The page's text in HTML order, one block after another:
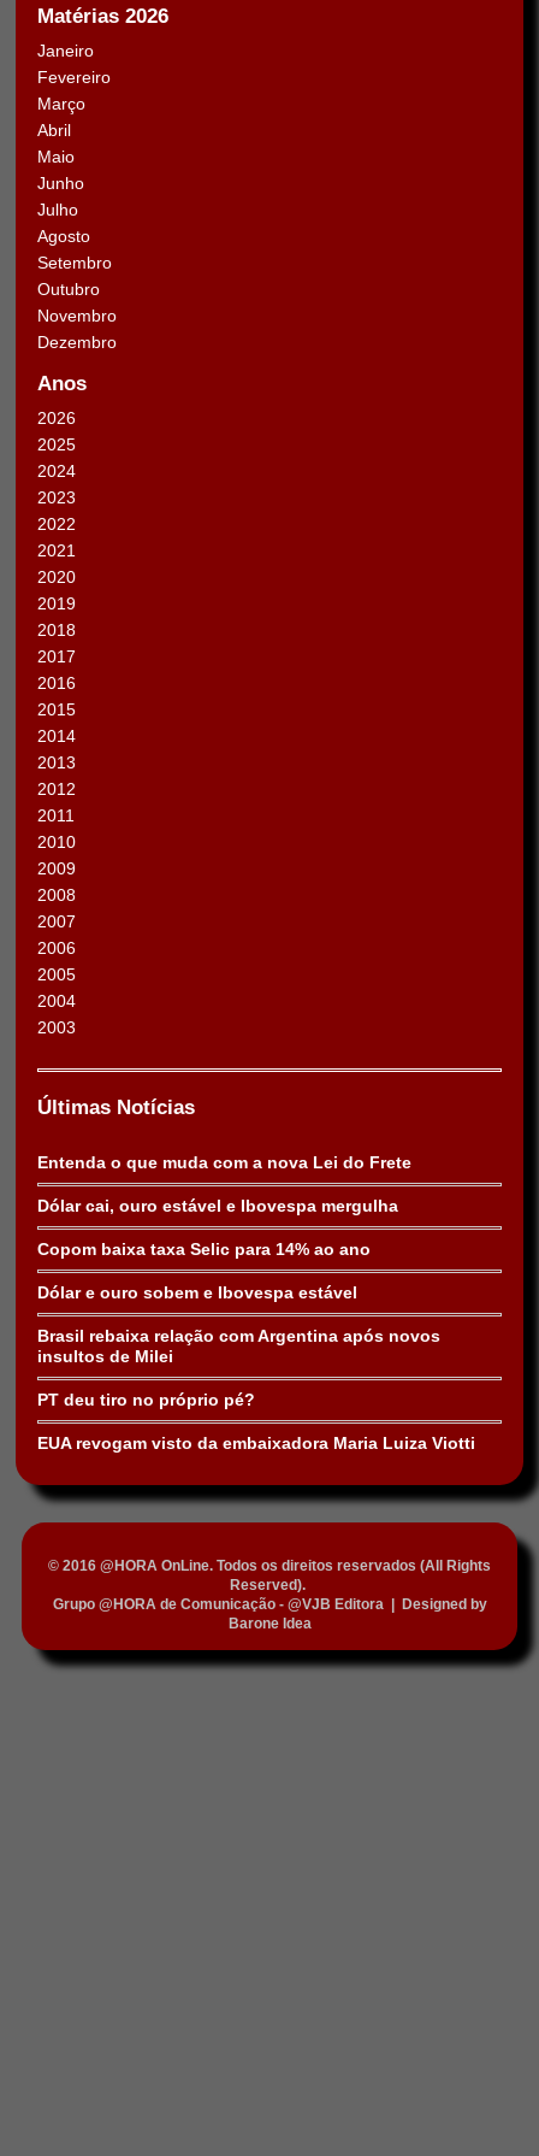
Matérias 2026
Janeiro
Fevereiro
Março
Abril
Maio
Junho
Julho
Agosto
Setembro
Outubro
Novembro
Dezembro
Anos
2026
2025
2024
2023
2022
2021
2020
2019
2018
2017
2016
2015
2014
2013
2012
2011
2010
2009
2008
2007
2006
2005
2004
2003
Últimas Notícias
Entenda o que muda com a nova Lei do Frete
Dólar cai, ouro estável e Ibovespa mergulha
Copom baixa taxa Selic para 14% ao ano
Dólar e ouro sobem e Ibovespa estável
Brasil rebaixa relação com Argentina após novos
insultos de Milei
PT deu tiro no próprio pé?
EUA revogam visto da embaixadora Maria Luiza Viotti
© 2016 @HORA OnLine. Todos os direitos reservados (All Rights
Reserved).
Grupo @HORA de Comunicação - @VJB Editora|
Designed by
Barone Idea